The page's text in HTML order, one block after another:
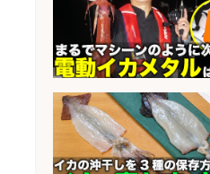
会社名 魚丸 炉端と日
居酒屋/レストラン
ルスタッフ/豊洲仕
魚・コスパの高さが
社で働いてみません